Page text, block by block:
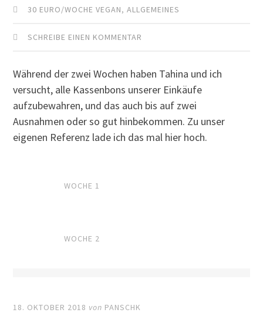
30 EURO/WOCHE VEGAN,ALLGEMEINES
SCHREIBE EINEN KOMMENTAR
Während der zwei Wochen haben Tahina und ich
versucht, alle Kassenbons unserer Einkäufe
aufzubewahren, und das auch bis auf zwei
Ausnahmen oder so gut hinbekommen. Zu unser
eigenen Referenz lade ich das mal hier hoch.
WOCHE 1
WOCHE 2
18. OKTOBER 2018 von PANSCHK